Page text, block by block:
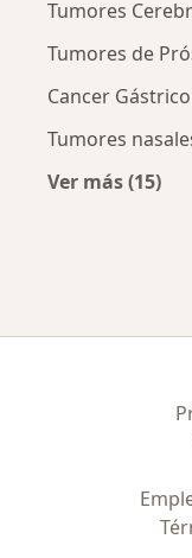
Tumores
Tumores de
Cancer
Tumores
Ver más (15)